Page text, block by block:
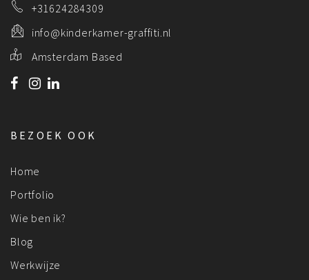
+31624284309
info@kinderkamer-graffiti.nl
Amsterdam Based
BEZOEK OOK
Home
Portfolio
Wie ben ik?
Blog
Werkwijze